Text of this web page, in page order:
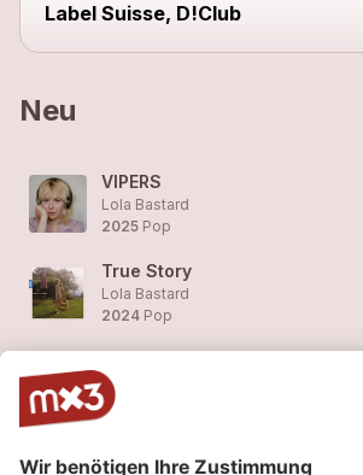
Label Suisse, D!Club
Neu
VIPERS
Lola Bastard
2025 Pop
True Story
Lola Bastard
2024 Pop
Lola Bastard
2024